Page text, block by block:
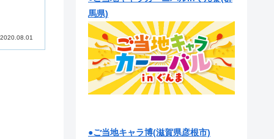
2020.08.01
馬県)
●ご当地キャラ博(滋賀県彦根市)